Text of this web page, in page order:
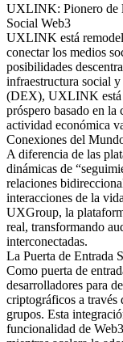
UXLINK: Pionero de
Social Web3
UXLINK está
conectar los medios
posibilidades
infraestructura social
(DEX), UXLINK está
próspero basado en
actividad económica
Conexiones del
A diferencia de las
dinámicas de
relaciones
interacciones de la
UXGroup, la
real, transformando
interconectadas.
La Puerta de Entrada
Como puerta de
desarrolladores para
criptográficos a través
grupos. Esta
funcionalidad de